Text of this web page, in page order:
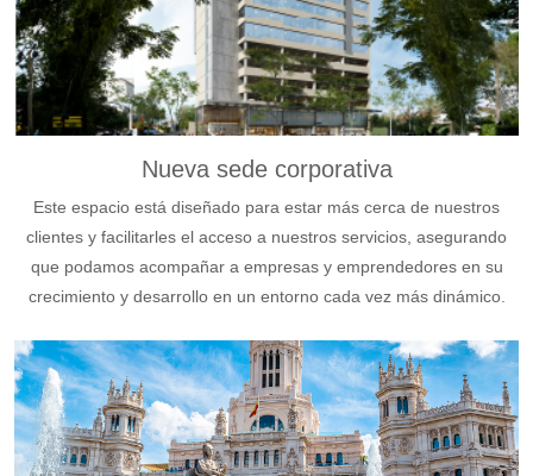
Nueva sede corporativa
Este espacio está diseñado para estar más cerca de nuestros
clientes y facilitarles el acceso a nuestros servicios, asegurando
que podamos acompañar a empresas y emprendedores en su
crecimiento y desarrollo en un entorno cada vez más dinámico.